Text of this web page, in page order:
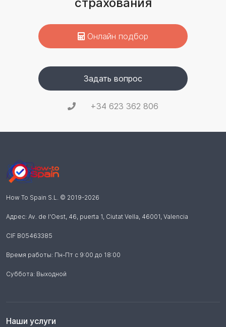
Онлайн подбор
Задать вопрос
+34 623 362 806
How To Spain S.L. © 2019-2026
Адрес: Av. de l'Oest, 46, puerta 1, Ciutat Vella, 46001, Valencia
CIF B05463385
Время работы: Пн-Пт с 9:00 до 18:00
Суббота: Выходной
Наши услуги